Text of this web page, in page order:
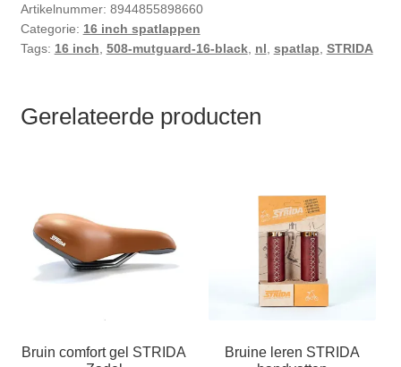
Artikelnummer: 8944855898660
Categorie: 16 inch spatlappen
Tags: 16 inch 508-mutguard-16-black, nl spatlap STRIDA
Gerelateerde producten
Bruin comfort gel STRIDA
Bruine leren STRIDA